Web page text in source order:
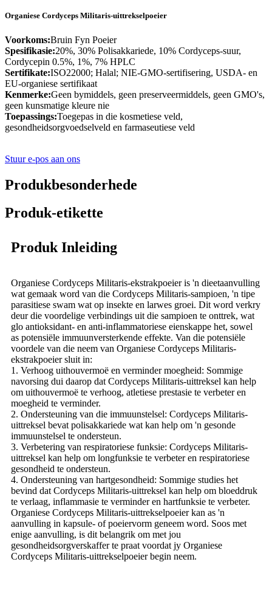
Organiese Cordyceps Militaris-uittrekselpoeier
Voorkoms:Bruin Fyn Poeier
Spesifikasie:20%, 30% Polisakkariede, 10% Cordyceps-suur,
Cordycepin 0.5%, 1%, 7% HPLC
Sertifikate:ISO22000; Halal; NIE-GMO-sertifisering, USDA- en
EU-organiese sertifikaat
Kenmerke:Geen bymiddels, geen preserveermiddels, geen GMO's,
geen kunsmatige kleure nie
Toepassings:Toegepas in die kosmetiese veld,
gesondheidsorgvoedselveld en farmaseutiese veld
Stuur e-pos aan ons
Produkbesonderhede
Produk-etikette
Produk Inleiding
Organiese Cordyceps Militaris-ekstrakpoeier is 'n dieetaanvulling
wat gemaak word van die Cordyceps Militaris-sampioen, 'n tipe
parasitiese swam wat op insekte en larwes groei. Dit word verkry
deur die voordelige verbindings uit die sampioen te onttrek, wat
glo antioksidant- en anti-inflammatoriese eienskappe het, sowel
as potensiële immuunversterkende effekte. Van die potensiële
voordele van die neem van Organiese Cordyceps Militaris-
ekstrakpoeier sluit in:
1. Verhoog uithouvermoë en verminder moegheid: Sommige
navorsing dui daarop dat Cordyceps Militaris-uittreksel kan help
om uithouvermoë te verhoog, atletiese prestasie te verbeter en
moegheid te verminder.
2. Ondersteuning van die immuunstelsel: Cordyceps Militaris-
uittreksel bevat polisakkariede wat kan help om 'n gesonde
immuunstelsel te ondersteun.
3. Verbetering van respiratoriese funksie: Cordyceps Militaris-
uittreksel kan help om longfunksie te verbeter en respiratoriese
gesondheid te ondersteun.
4. Ondersteuning van hartgesondheid: Sommige studies het
bevind dat Cordyceps Militaris-uittreksel kan help om bloeddruk
te verlaag, inflammasie te verminder en hartfunksie te verbeter.
Organiese Cordyceps Militaris-uittrekselpoeier kan as 'n
aanvulling in kapsule- of poeiervorm geneem word. Soos met
enige aanvulling, is dit belangrik om met jou
gesondheidsorgverskaffer te praat voordat jy Organiese
Cordyceps Militaris-uittrekselpoeier begin neem.